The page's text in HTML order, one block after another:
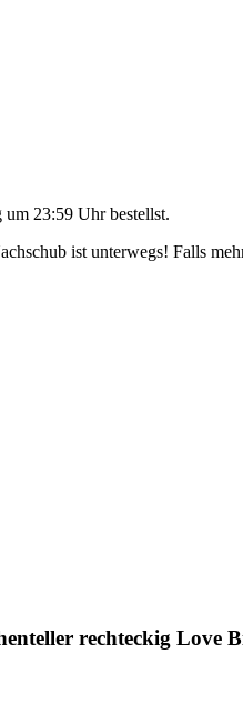
um 23:59 Uhrbestellst.
ist unterwegs! Falls
rechteckig Love